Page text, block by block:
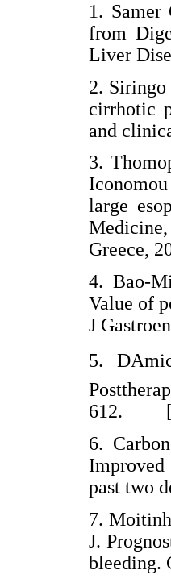
1. Samer
from
Liver
2.
cirrhotic
and
3.
large
Greece,
4. Bao-
Value of
J
5.
612. [
6.
past two
7.
J.